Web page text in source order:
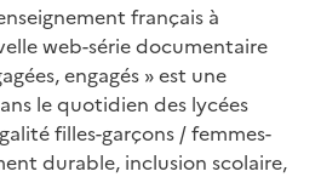
français à
web-série documentaire
engagés » est une
le quotidien des lycées
filles-garçons / femmes-
durable, inclusion scolaire,